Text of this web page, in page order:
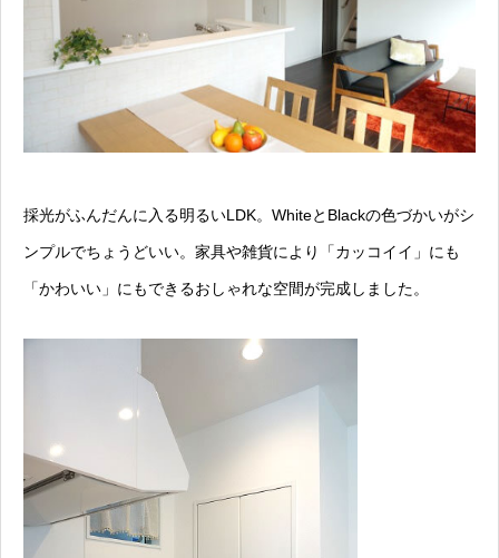
採光がふんだんに入る明るいLDK。WhiteとBlackの色づかいがシ
ンプルでちょうどいい。家具や雑貨により「カッコイイ」にも
「かわいい」にもできるおしゃれな空間が完成しました。